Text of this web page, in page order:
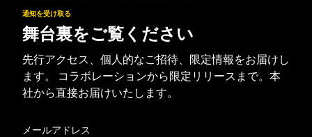
通知を受け取る
舞台裏をご覧ください
先行アクセス、個人的なご招待、限定情報をお届けし
ます。 コラボレーションから限定リリースまで。本
社から直接お届けいたします。
メールアドレス